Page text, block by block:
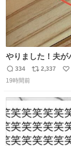
やりました！夫が
た！よかったーー
て！これで第二波
は乾燥パスタに
返
信
334
リ
数
2,337
い
19時間前